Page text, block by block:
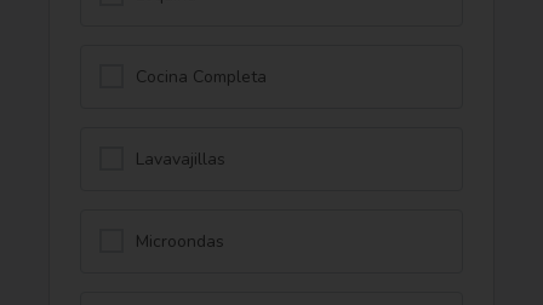
Cocina Completa
Lavavajillas
Microondas